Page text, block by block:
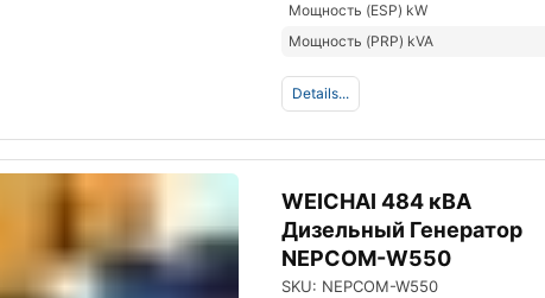
Мощность (ESP) kW
Мощность (PRP) kVA
Details...
WEICHAI 484 кВА
Дизельный Генератор
NEPCOM-W550
SKU: NEPCOM-W550